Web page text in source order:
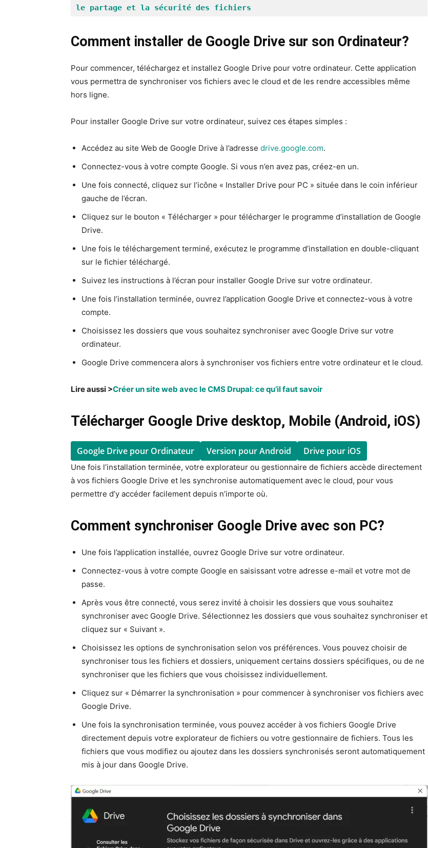
le partage et la sécurité des fichiers
Comment installer de Google Drive sur son Ordinateur?
Pour commencer, téléchargez et installez Google Drive pour votre ordinateur. Cette application
vous permettra de synchroniser vos fichiers avec le cloud et de les rendre accessibles même
hors ligne.
Pour installer Google Drive sur votre ordinateur, suivez ces étapes simples :
Accédez au site Web de Google Drive à l’adresse drive.google.com.
Connectez-vous à votre compte Google. Si vous n’en avez pas, créez-en un.
Une fois connecté, cliquez sur l’icône « Installer Drive pour PC » située dans le coin inférieur
gauche de l’écran.
Cliquez sur le bouton « Télécharger » pour télécharger le programme d’installation de Google
Drive.
Une fois le téléchargement terminé, exécutez le programme d’installation en double-cliquant
sur le fichier téléchargé.
Suivez les instructions à l’écran pour installer Google Drive sur votre ordinateur.
Une fois l’installation terminée, ouvrez l’application Google Drive et connectez-vous à votre
compte.
Choisissez les dossiers que vous souhaitez synchroniser avec Google Drive sur votre
ordinateur.
Google Drive commencera alors à synchroniser vos fichiers entre votre ordinateur et le cloud.
Lire aussi >Créer un site web avec le CMS Drupal: ce qu’il faut savoir
Télécharger Google Drive desktop, Mobile (Android, iOS)
Google Drive pour Ordinateur Version pour Android Drive pour iOS
Une fois l’installation terminée, votre explorateur ou gestionnaire de fichiers accède directement
à vos fichiers Google Drive et les synchronise automatiquement avec le cloud, pour vous
permettre d’y accéder facilement depuis n’importe où.
Comment synchroniser Google Drive avec son PC?
Une fois l’application installée, ouvrez Google Drive sur votre ordinateur.
Connectez-vous à votre compte Google en saisissant votre adresse e-mail et votre mot de
passe.
Après vous être connecté, vous serez invité à choisir les dossiers que vous souhaitez
synchroniser avec Google Drive. Sélectionnez les dossiers que vous souhaitez synchroniser et
cliquez sur « Suivant ».
Choisissez les options de synchronisation selon vos préférences. Vous pouvez choisir de
synchroniser tous les fichiers et dossiers, uniquement certains dossiers spécifiques, ou de ne
synchroniser que les fichiers que vous choisissez individuellement.
Cliquez sur « Démarrer la synchronisation » pour commencer à synchroniser vos fichiers avec
Google Drive.
Une fois la synchronisation terminée, vous pouvez accéder à vos fichiers Google Drive
directement depuis votre explorateur de fichiers ou votre gestionnaire de fichiers. Tous les
fichiers que vous modifiez ou ajoutez dans les dossiers synchronisés seront automatiquement
mis à jour dans Google Drive.